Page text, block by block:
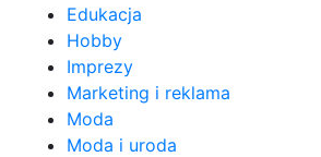
Edukacja
Hobby
Imprezy
Marketing i reklama
Moda
Moda i uroda